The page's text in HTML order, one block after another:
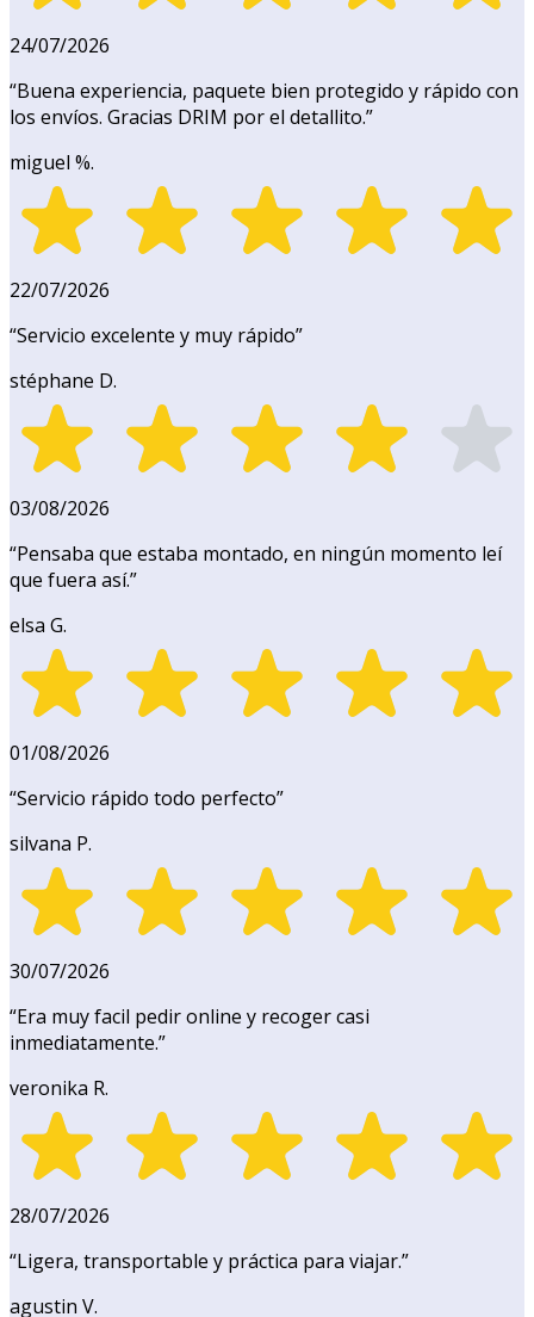
24/07/2026
“Buena experiencia, paquete bien protegido y rápido con
los envíos. Gracias DRIM por el detallito.”
miguel %.
22/07/2026
“Servicio excelente y muy rápido”
stéphane D.
03/08/2026
“Pensaba que estaba montado, en ningún momento leí
que fuera así.”
elsa G.
01/08/2026
“Servicio rápido todo perfecto”
silvana P.
30/07/2026
“Era muy facil pedir online y recoger casi
inmediatamente.”
veronika R.
28/07/2026
“Ligera, transportable y práctica para viajar.”
agustin V.